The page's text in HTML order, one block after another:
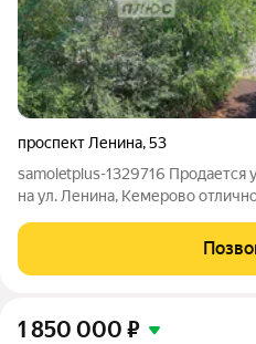
проспект Ленина,53
samoletplus-1329716
на ул. Ленина, Кемерово отличное предложение для
цене. Комната-студия
этаже панельного дома 1966
1 850 000 ₽